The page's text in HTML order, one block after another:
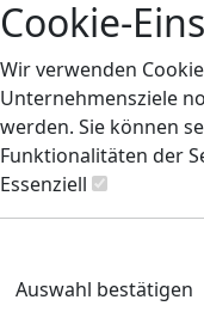
Cookie-
Wir verwenden
Unternehmensziele
werden. Sie können
Funktionalitäten der
Essenziell
Auswahl bestätigen